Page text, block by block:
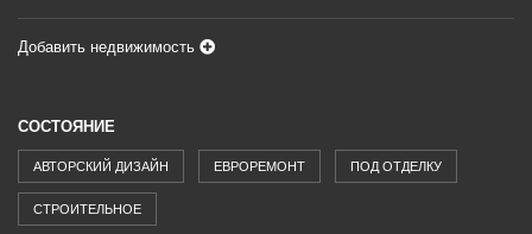
Добавить недвижимость
СОСТОЯНИЕ
АВТОРСКИЙ ДИЗАЙН ЕВРОРЕМОНТ ПОД ОТДЕЛКУ
СТРОИТЕЛЬНОЕ